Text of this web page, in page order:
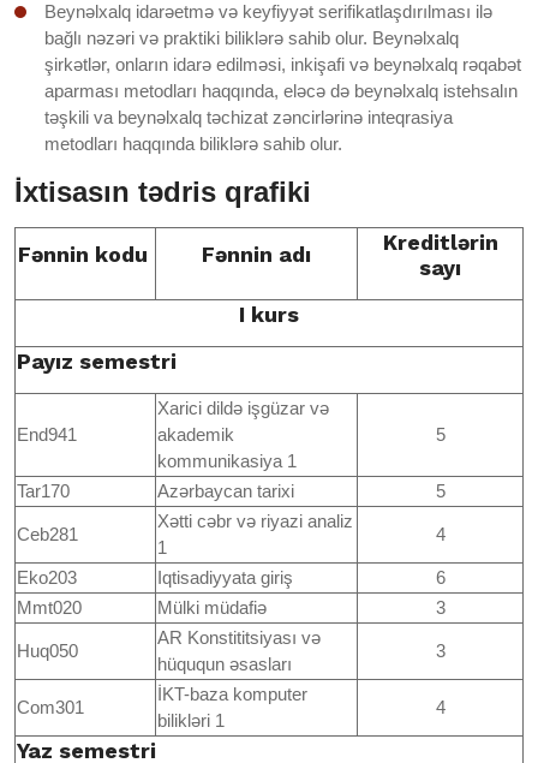
Beynəlxalq idarəetmə və keyfiyyət serifikatlaşdırılması ilə
bağlı nəzəri və praktiki biliklərə sahib olur. Beynəlxalq
şirkətlər, onların idarə edilməsi, inkişafi və beynəlxalq rəqabət
aparması metodları haqqında, eləcə də beynəlxalq istehsalın
təşkili va beynəlxalq təchizat zəncirlərinə inteqrasiya
metodları haqqında biliklərə sahib olur.
İxtisasın tədris qrafiki
Fənnin kodu Fənnin adı
Kreditlərin
sayı
I kurs
Payız semestri
End941
Xarici dildə işgüzar və
akademik
kommunikasiya 1
5
Tar170 Azərbaycan tarixi 5
Ceb281
Xətti cəbr və riyazi analiz
1
4
Eko203 Iqtisadiyyata giriş
6
Mmt020
Mülki müdafiə 3
Huq050
AR Konstititsiyası və
hüququn əsasları
3
Com301
İKT-baza komputer
bilikləri 1
4
Yaz semestri